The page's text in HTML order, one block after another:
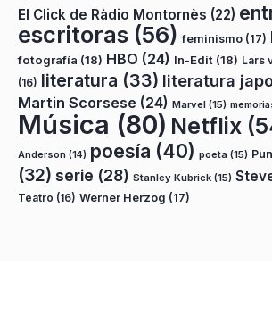
El Click de Ràdio Montornès (22)
escritoras (56) feminismo (17)
fotografía (18) HBO (24) In-Edit (18) Lars
(16) literatura (33) literatura
Martin Scorsese (24) Marvel (15)
Música (80) Netflix
Anderson (14) poesía (40) poeta (15)
(32) serie (28) Stanley Kubrick (15)
Teatro (16) Werner Herzog (17)